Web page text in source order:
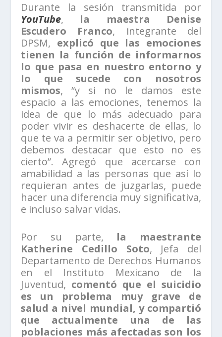
Durante la sesión transmitida por
YouTube, la maestra Denise
Escudero Franco, integrante del
DPSM, explicó que las emociones
tienen la función de informarnos
lo que pasa en nuestro entorno y
lo que sucede con nosotros
mismos, “y si no le damos este
espacio a las emociones, tenemos la
idea de que lo más adecuado para
poder vivir es deshacerte de ellas, lo
que te va a permitir ser objetivo, pero
debemos destacar que esto no es
cierto”. Agregó que acercarse con
amabilidad a las personas que así lo
requieran antes de juzgarlas, puede
hacer una diferencia muy significativa,
e incluso salvar vidas.
Por su parte, la maestrante
Katherine Cedillo Soto, Jefa del
Departamento de Derechos Humanos
en el Instituto Mexicano de la
Juventud, comentó que el suicidio
es un problema muy grave de
salud a nivel mundial, y compartió
que actualmente una de las
poblaciones más afectadas son los